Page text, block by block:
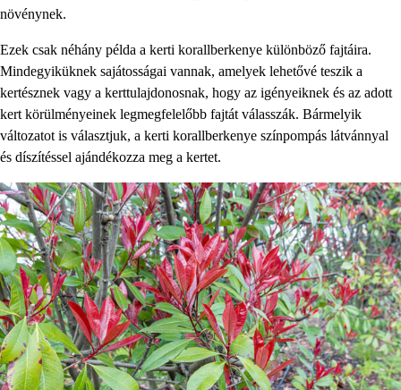
növénynek.
Ezek csak néhány példa a kerti korallberkenye különböző fajtáira.
Mindegyiküknek sajátosságai vannak, amelyek lehetővé teszik a
kertésznek vagy a kerttulajdonosnak, hogy az igényeiknek és az adott
kert körülményeinek legmegfelelőbb fajtát válasszák. Bármelyik
változatot is választjuk, a kerti korallberkenye színpompás látvánnyal
és díszítéssel ajándékozza meg a kertet.